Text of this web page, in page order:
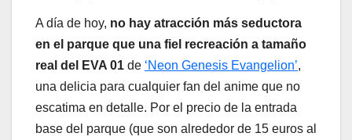
A día de hoy, no hay atracción más seductora
en el parque que una fiel recreación a tamaño
real del EVA 01 de ‘Neon Genesis Evangelion’,
una delicia para cualquier fan del anime que no
escatima en detalle. Por el precio de la entrada
base del parque (que son alrededor de 15 euros al